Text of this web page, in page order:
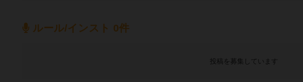
ルール/インスト 0件
投稿を募集しています